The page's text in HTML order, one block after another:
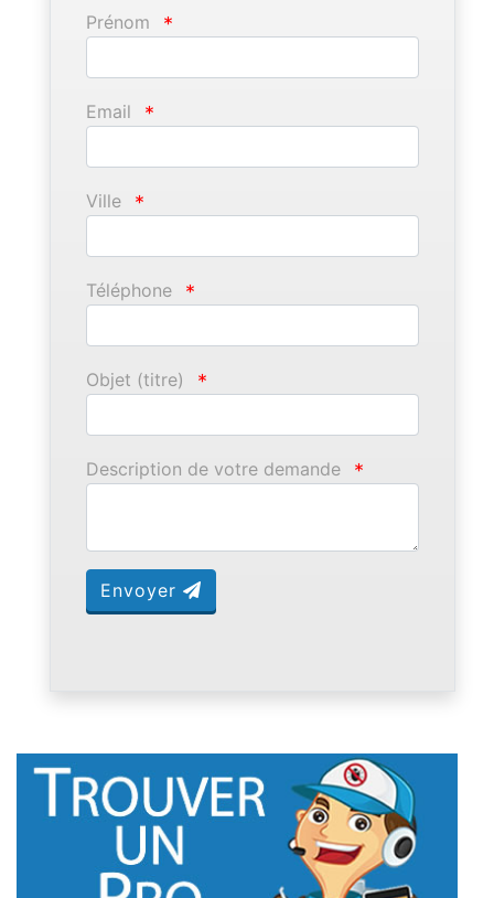
Prénom *
Email *
Ville *
Téléphone *
Objet (titre) *
Description de votre demande *
Envoyer